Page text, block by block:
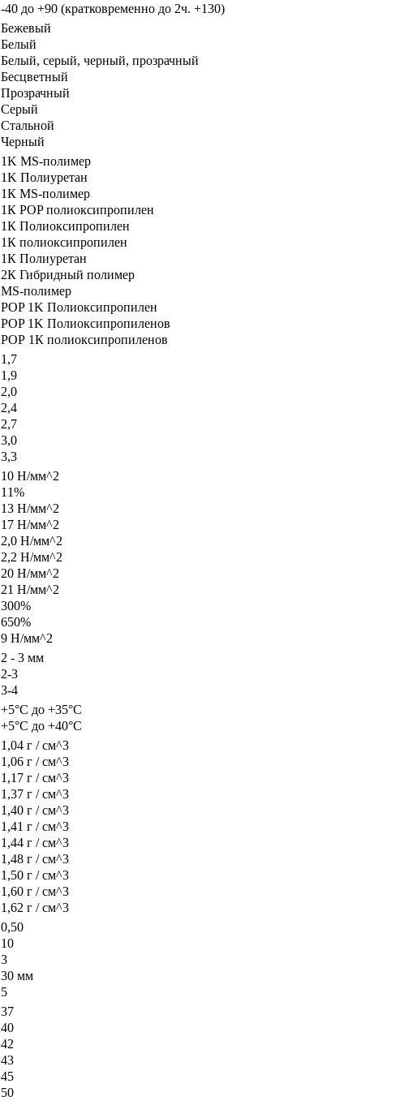
-40 до +90 (кратковременно до 2ч. +130)
Бежевый
Белый
Белый, серый, черный, прозрачный
Бесцветный
Прозрачный
Серый
Стальной
Черный
1K MS-полимер
1K Полиуретан
1К MS-полимер
1К POP полиоксипропилен
1К Полиоксипропилен
1К полиоксипропилен
1К Полиуретан
2К Гибридный полимер
MS-полимер
POP 1K Полиоксипропилен
POP 1K Полиоксипропиленов
РОР 1К полиоксипропиленов
1,7
1,9
2,0
2,4
2,7
3,0
3,3
10 Н/мм^2
11%
13 Н/мм^2
17 Н/мм^2
2,0 Н/мм^2
2,2 Н/мм^2
20 Н/мм^2
21 Н/мм^2
300%
650%
9 Н/мм^2
2 - 3 мм
2-3
3-4
+5°C до +35°C
+5°C до +40°C
1,04 г / см^3
1,06 г / см^3
1,17 г / см^3
1,37 г / см^3
1,40 г / см^3
1,41 г / см^3
1,44 г / см^3
1,48 г / см^3
1,50 г / см^3
1,60 г / см^3
1,62 г / см^3
0,50
10
3
30 мм
5
37
40
42
43
45
50